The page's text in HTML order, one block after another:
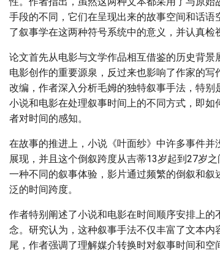
手段的不同，它们在呈现出来的故事空间和话
了叙事学在这两种符号系统中的意义，并认真检
论文首先从电影与文学作品相互借鉴的历史背
电影创作的重要源泉，反过来也影响了作家的
改编，作者深入分析毛姆的独特叙事手法，特
小说和电影在处理叙事时间上的不同方式，即
者对时间的感知。
在故事的推进上，小说《叶面纱》中许多事件
展现，并且这个倒叙跨度从吉蒂13岁起到27岁
一种不同的叙事体验，影片通过频繁的倒叙和
泛的时间跨度。
作者特别阐述了小说和电影在时间顺序安排上
念。研究认为，这种叙事手法不仅丰富了文本
尾，作者强调了理解媒介转换时对叙事时间和空